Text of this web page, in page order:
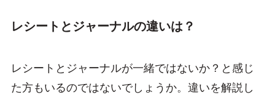
レシートとジャーナルの違いは？
レシートとジャーナルが一緒ではないか？と感じ
た方もいるのではないでしょうか。違いを解説し